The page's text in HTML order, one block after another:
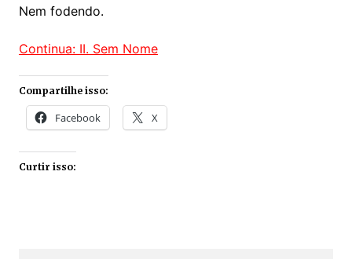
Nem fodendo.
Continua: II. Sem Nome
Compartilhe isso:
Facebook X
Curtir isso: